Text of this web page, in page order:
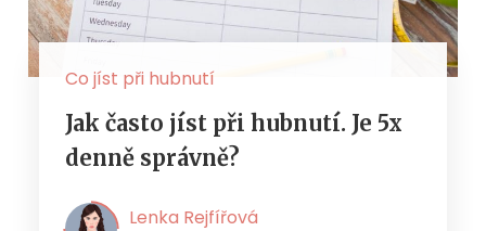
Co jíst při hubnutí
Jak často jíst při hubnutí. Je 5x
denně správně?
Lenka Rejfířová